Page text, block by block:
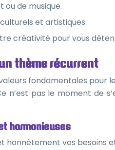
ou de musique.
et artistiques.
créativité pour vous
thème récurrent
fondamentales pour
n’est pas le moment de
harmonieuses
honnêtement vos besoins